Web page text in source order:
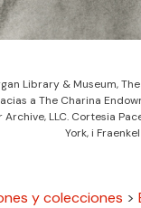
Library & Museum,
a The Charina
LLC. Cortesia
York, i
y colecciones >